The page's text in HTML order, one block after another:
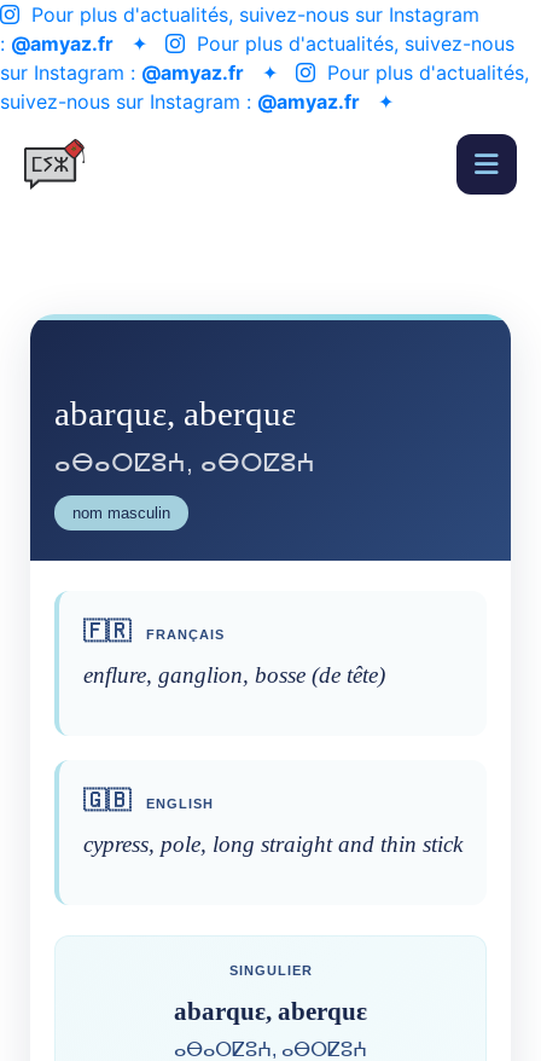
Pour plus d'actualités, suivez-nous sur Instagram
: @amyaz.fr ✦
Pour plus d'actualités, suivez-nous
sur Instagram : @amyaz.fr ✦
Pour plus d'actualités,
suivez-nous sur Instagram : @amyaz.fr ✦
abarquɛ, aberquɛ
ⴰⴱⴰⵔⵇⵓⵄ, ⴰⴱⵔⵇⵓⵄ
nom masculin
🇫🇷 FRANÇAIS
enflure, ganglion, bosse (de tête)
🇬🇧 ENGLISH
cypress, pole, long straight and thin stick
SINGULIER
abarquɛ, aberquɛ
ⴰⴱⴰⵔⵇⵓⵄ, ⴰⴱⵔⵇⵓⵄ